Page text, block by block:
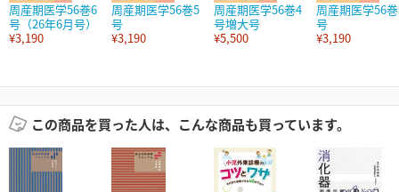
周産期医学56巻6
号（26年6月号）
¥3,190
周産期医学56巻5
号
¥3,190
周産期医学56巻4
号増大号
¥5,500
周産期医学56
号
¥3,190
この商品を買った人は、こんな商品も買っています。